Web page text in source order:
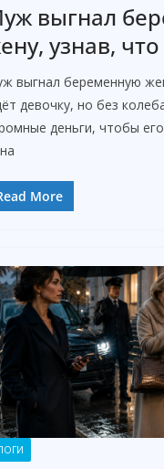
выгнал
узнав,
выгнал беременную
девочку, но без
деньги, чтобы
More